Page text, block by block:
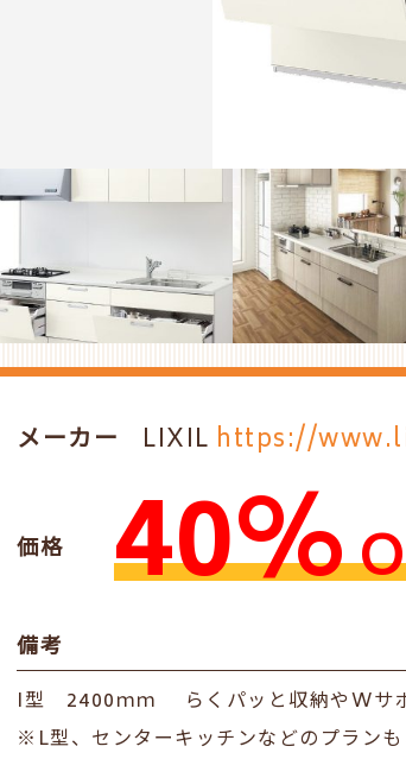
メーカー LIXIL https://
価格 40%
備考
I型 2400ｍｍ らくパッと収納やWサポ
※L型、センターキッチンなどのプランも